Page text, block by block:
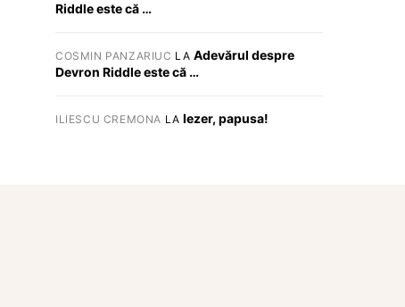
Riddle este că …
COSMIN PANZARIUC LA Adevărul despre
Devron Riddle este că …
ILIESCU CREMONA LA Iezer, papusa!